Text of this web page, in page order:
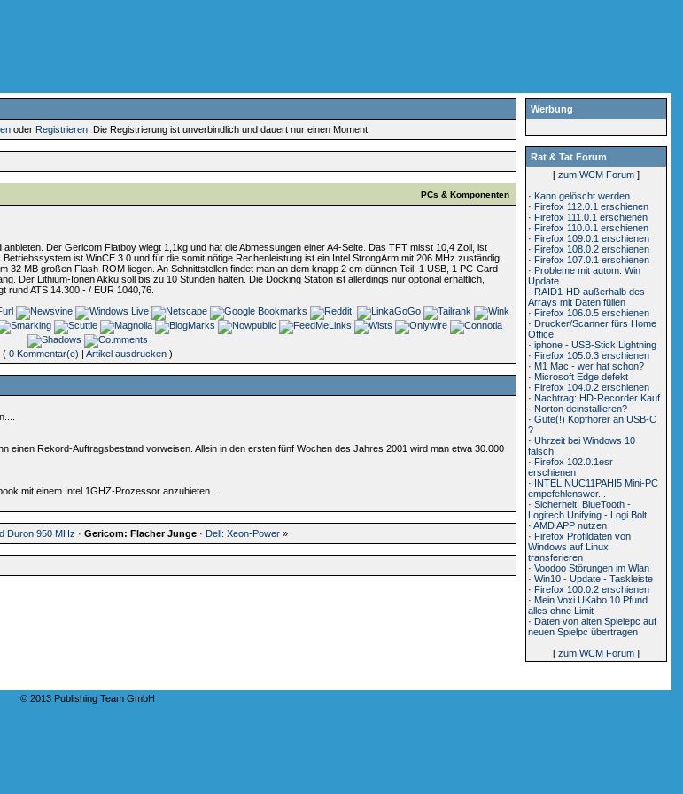
Werbung
Rat & Tat Forum
[ zum WCM Forum]
· Kann gelöscht werden
· Firefox 112.0.1 erschienen
· Firefox 111.0.1 erschienen
· Firefox 110.0.1 erschienen
· Firefox 109.0.1 erschienen
· Firefox 108.0.2 erschienen
· Firefox 107.0.1 erschienen
· Probleme mit autom. Win
Update
· RAID1-HD außerhalb des
Arrays mit Daten füllen
· Firefox 106.0.5 erschienen
· Drucker/Scanner fürs Home
Office
·iphone - USB-Stick Lightning
· Firefox 105.0.3 erschienen
· M1 Mac - wer hat schon?
· Microsoft Edge defekt
· Firefox 104.0.2 erschienen
· Nachtrag: HD-Recorder Kauf
· Norton deinstallieren?
·Gute(!) Kopfhörer an USB-C
?
·Uhrzeit bei Windows 10
falsch
· Firefox 102.0.1esr
erschienen
· INTEL NUC11PAHI5 Mini-PC
empefehlenswer...
·Sicherheit: BlueTooth -
Logitech Unifying - Logi Bolt
·AMD APP nutzen
· Firefox Profildaten von
Windows auf Linux
transferieren
·Voodoo Störungen im Wlan
·Win10 - Update - Taskleiste
· Firefox 100.0.2 erschienen
· Mein Voxi UKabo 10 Pfund
alles ohne Limit
· Daten von alten Spielepc auf
neuen Spielpc übertragen
[ zum WCM Forum]
oder Registrieren . Die Registrierung ist unverbindlich und dauert nur einen Moment.
PCs & Komponenten
Der Gericom Flatboy wiegt 1,1kg und hat die Abmessungen einer A4-Seite. Das TFT misst 10,4 Zoll, ist
ist WinCE 3.0 und für die somit nötige Rechenleistung ist ein Intel StrongArm mit 206 MHz zuständig.
32 MB großen Flash-ROM liegen. An Schnittstellen findet man an dem knapp 2 cm dünnen Teil, 1 USB, 1 PC-Card
Der Lithium-Ionen Akku soll bis zu 10 Stunden halten. Die Docking Station ist allerdings nur optional erhältlich,
rund ATS 14.300,- / EUR 1040,76.
( 0 Kommentar(e) Artikel ausdrucken)
einen Rekord-Auftragsbestand vorweisen. Allein in den ersten fünf Wochen des Jahres 2001 wird man etwa 30.000
mit einem Intel 1GHZ-Prozessor anzubieten....
Duron 950 MHz · Gericom: Flacher Junge · Dell: Xeon-Power»
© 2013 Publishing Team GmbH